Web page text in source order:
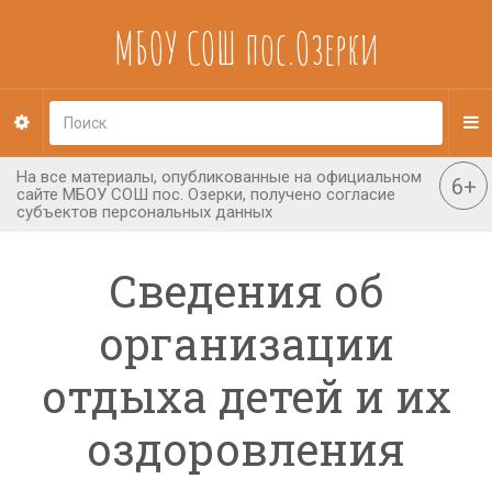
МБОУ СОШ пос.Озерки
Сведения об
организации
отдыха детей и их
оздоровления